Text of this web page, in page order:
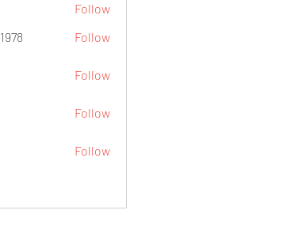
Follow
Follow
Follow
Follow
Follow